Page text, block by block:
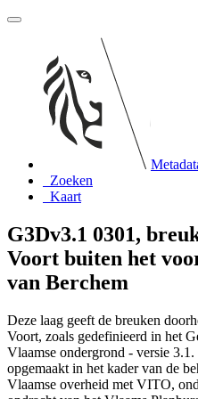
Zoeken
Kaart
G3Dv3.1 0301,
Voort buiten het
van Berchem
Deze laag geeft de breuken
Voort, zoals gedefinieerd in het
Vlaamse ondergrond - versie
opgemaakt in het kader van de
Vlaamse overheid met VITO,